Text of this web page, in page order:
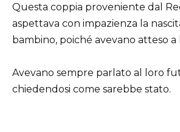
Questa coppia proveniente dal
aspettava con impazienza la
bambino, poiché avevano atteso a
Avevano sempre parlato al loro
chiedendosi come sarebbe stato.